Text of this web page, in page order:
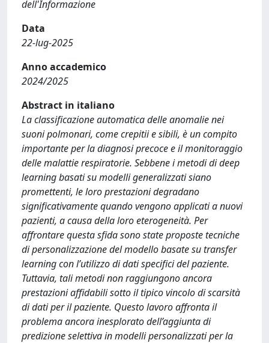
dell'Informazione
Data
22-lug-2025
Anno accademico
2024/2025
Abstract in italiano
La classificazione automatica delle anomalie nei
suoni polmonari, come crepitii e sibili, è un compito
importante per la diagnosi precoce e il monitoraggio
delle malattie respiratorie. Sebbene i metodi di deep
learning basati su modelli generalizzati siano
promettenti, le loro prestazioni degradano
significativamente quando vengono applicati a nuovi
pazienti, a causa della loro eterogeneità. Per
affrontare questa sfida sono state proposte tecniche
di personalizzazione del modello basate su transfer
learning con l’utilizzo di dati specifici del paziente.
Tuttavia, tali metodi non raggiungono ancora
prestazioni affidabili sotto il tipico vincolo di scarsità
di dati per il paziente. Questo lavoro affronta il
problema ancora inesplorato dell’aggiunta di
predizione selettiva in modelli personalizzati per la